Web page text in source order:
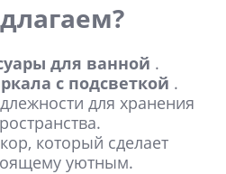
для ванной .
с подсветкой .
для хранения
который сделает
уютным.